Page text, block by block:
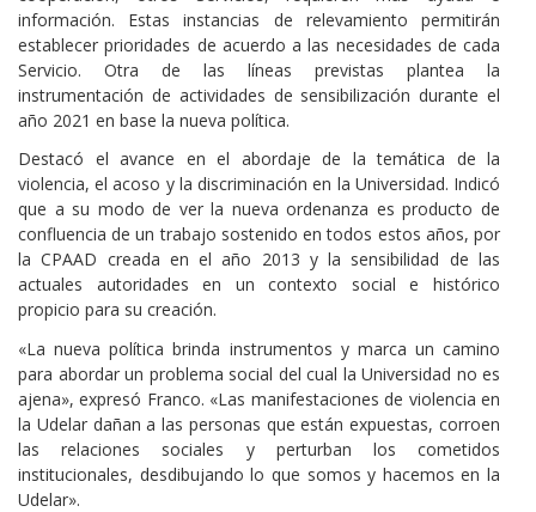
información. Estas instancias de relevamiento permitirán
establecer prioridades de acuerdo a las necesidades de cada
Servicio. Otra de las líneas previstas plantea la
instrumentación de actividades de sensibilización durante el
año 2021 en base la nueva política.
Destacó el avance en el abordaje de la temática de la
violencia, el acoso y la discriminación en la Universidad. Indicó
que a su modo de ver la nueva ordenanza es producto de
confluencia de un trabajo sostenido en todos estos años, por
la CPAAD creada en el año 2013 y la sensibilidad de las
actuales autoridades en un contexto social e histórico
propicio para su creación.
«La nueva política brinda instrumentos y marca un camino
para abordar un problema social del cual la Universidad no es
ajena», expresó Franco. «Las manifestaciones de violencia en
la Udelar dañan a las personas que están expuestas, corroen
las relaciones sociales y perturban los cometidos
institucionales, desdibujando lo que somos y hacemos en la
Udelar».